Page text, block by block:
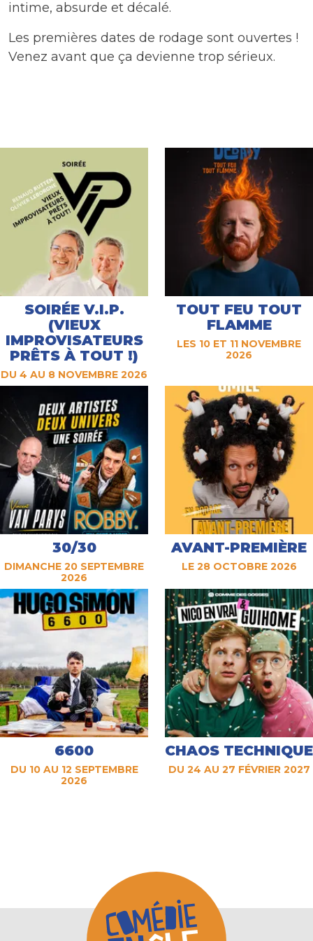
intime, absurde et décalé.
Les premières dates de rodage sont ouvertes !
Venez avant que ça devienne trop sérieux.
SOIRÉE V.I.P.
(VIEUX
IMPROVISATEURS
PRÊTS À TOUT !)
DU 4 AU 8 NOVEMBRE 2026
TOUT FEU TOUT
FLAMME
LES 10 ET 11 NOVEMBRE
2026
30/30
DIMANCHE 20 SEPTEMBRE
2026
AVANT-PREMIÈRE
LE 28 OCTOBRE 2026
6600
DU 10 AU 12 SEPTEMBRE
2026
CHAOS TECHNIQUE
DU 24 AU 27 FÉVRIER 2027